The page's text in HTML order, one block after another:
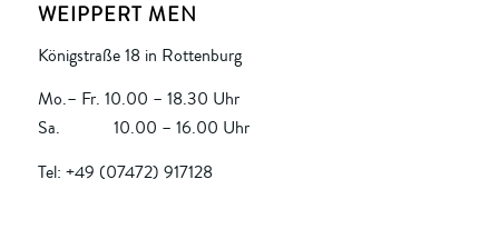
WEIPPERT MEN
Königstraße 18 in Rottenburg
Mo.– Fr. 10.00 – 18.30 Uhr
Sa. 10.00 – 16.00 Uhr
Tel: +49 (07472) 917128